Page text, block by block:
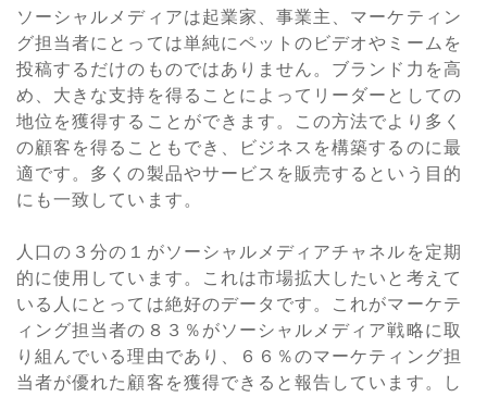
ソーシャルメディアは起業家、事業主、マーケティン
グ担当者にとっては単純にペットのビデオやミームを
投稿するだけのものではありません。ブランド力を高
め、大きな支持を得ることによってリーダーとしての
地位を獲得することができます。この方法でより多く
の顧客を得ることもでき、ビジネスを構築するのに最
適です。多くの製品やサービスを販売するという目的
にも一致しています。
人口の３分の１がソーシャルメディアチャネルを定期
的に使用しています。これは市場拡大したいと考えて
いる人にとっては絶好のデータです。これがマーケテ
ィング担当者の８３％がソーシャルメディア戦略に取
り組んでいる理由であり、６６％のマーケティング担
当者が優れた顧客を獲得できると報告しています。し